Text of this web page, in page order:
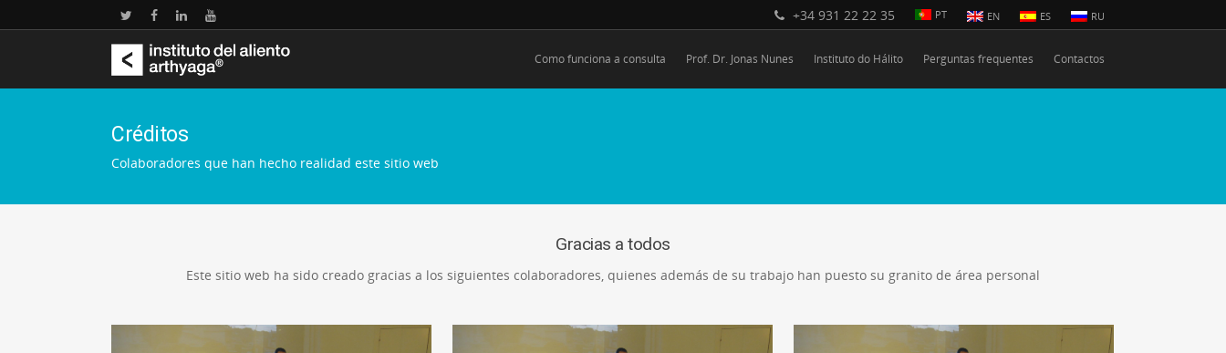
+34 931 22 22 35 PT EN ES RU
Como funciona a consulta Prof. Dr. Jonas Nunes Instituto do Hálito Perguntas frequentes Contactos
Créditos
Colaboradores que han hecho realidad este sitio web
Gracias a todos
Este sitio web ha sido creado gracias a los siguientes colaboradores, quienes además de su trabajo han puesto su granito de área personal